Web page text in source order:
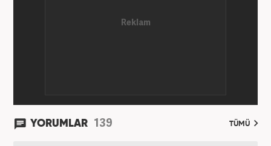
YORUMLAR 139 TÜMÜ